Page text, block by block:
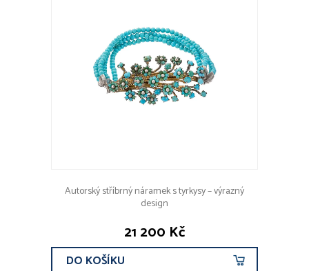
Autorský stříbrný náramek s tyrkysy – výrazný
design
21 200 Kč
DO KOŠÍKU